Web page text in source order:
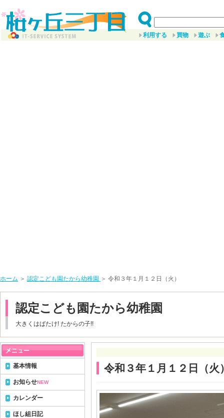
利用する 買物 遊ぶ
ホーム ＞ 認定こども園たから幼稚園 ＞ 令和３年１月１２日（火）
認定こども園たから幼稚園
大きくはばたけ! たからの子!!
令和３年１月１２日（火
基本情報
お知らせNEW
カレンダー
ほし組日記